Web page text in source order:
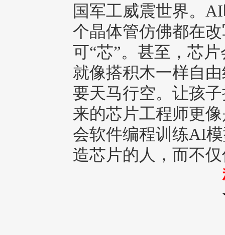
国军工威震世界。
个晶体管仿佛都在
可“芯”。甚至，芯
就像搭积木一样自
要天马行空。让孩
来的芯片工程师更
会软件编程训练AI
造芯片的人，而不